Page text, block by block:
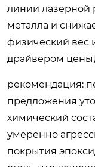
линии лазерной
металла и
физический вес
драйвером цены
рекомендация:
предложения
химический
умеренно
покрытия